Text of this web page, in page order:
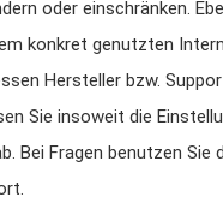
oder einschränken.
konkret genutzten
Hersteller bzw.
Sie insoweit die
Bei Fragen benutzen